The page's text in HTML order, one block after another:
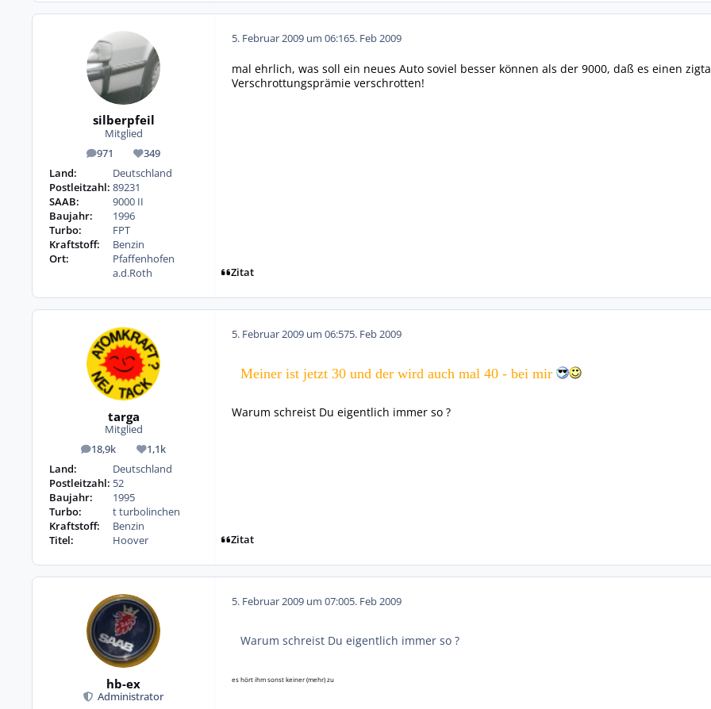
silberpfeil
Mitglied
971
Beiträge 349
Reputation
Land:
Deutschland
Postleitzahl: 89231
SAAB:
9000 II
Baujahr:
1996
Turbo:
FPT
Kraftstoff:
Benzin
Ort:
Pfaffenhofen
a.d.Roth
5. Februar 2009 um 06:165. Feb 2009
mal ehrlich, was soll ein neues Auto soviel besser können als der 9000, daß es einen
Verschrottungsprämie verschrotten!
Zitat
targa
Mitglied
18,9k
Beiträge 1,1k
Reputation
Land:
Deutschland
Postleitzahl: 52
Baujahr:
1995
Turbo:
t turbolinchen
Kraftstoff:
Benzin
Titel:
Hoover
5. Februar 2009 um 06:575. Feb 2009
Meiner ist jetzt 30 und der wird auch mal 40 - bei mir
Warum schreist Du eigentlich immer so ?
Zitat
hb-ex
Administrator
5. Februar 2009 um 07:005. Feb 2009
Warum schreist Du eigentlich immer so ?
es hört ihm sonst keiner (mehr) zu